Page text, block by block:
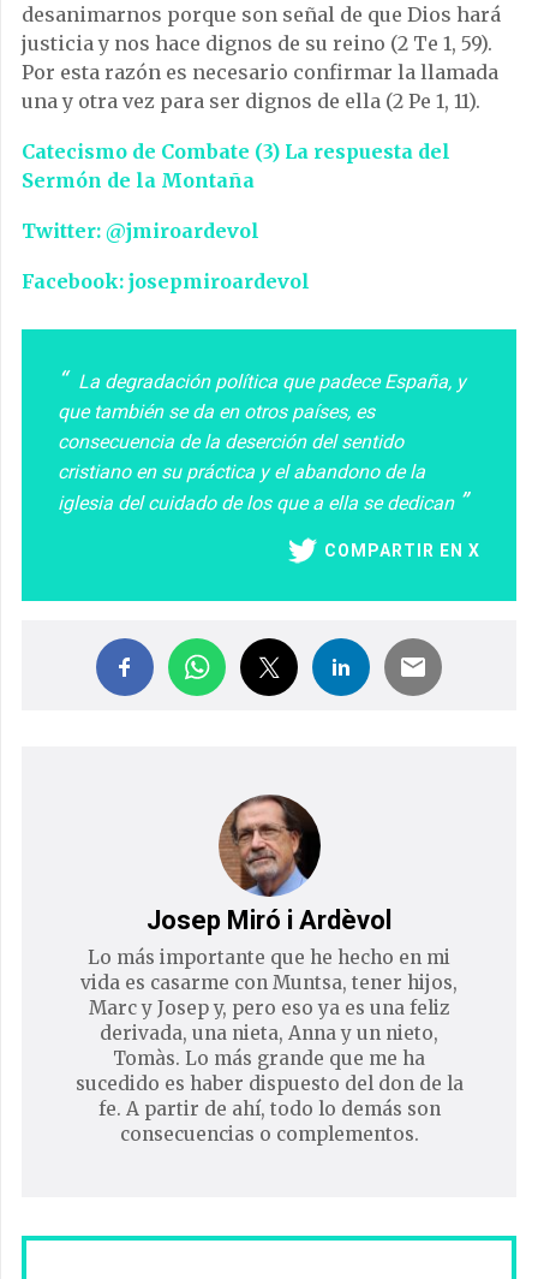
desanimarnos porque son señal de que Dios hará
justicia y nos hace dignos de su reino (2 Te 1, 59).
Por esta razón es necesario confirmar la llamada
una y otra vez para ser dignos de ella (2 Pe 1, 11).
Catecismo de Combate (3) La respuesta del
Sermón de la Montaña
Twitter: @jmiroardevol
Facebook: josepmiroardevol
La degradación política que padece España, y
que también se da en otros países, es
consecuencia de la deserción del sentido
cristiano en su práctica y el abandono de la
iglesia del cuidado de los que a ella se dedican
COMPARTIR EN X
Josep Miró i Ardèvol
Lo más importante que he hecho en mi
vida es casarme con Muntsa, tener hijos,
Marc y Josep y, pero eso ya es una feliz
derivada, una nieta, Anna y un nieto,
Tomàs. Lo más grande que me ha
sucedido es haber dispuesto del don de la
fe. A partir de ahí, todo lo demás son
consecuencias o complementos.